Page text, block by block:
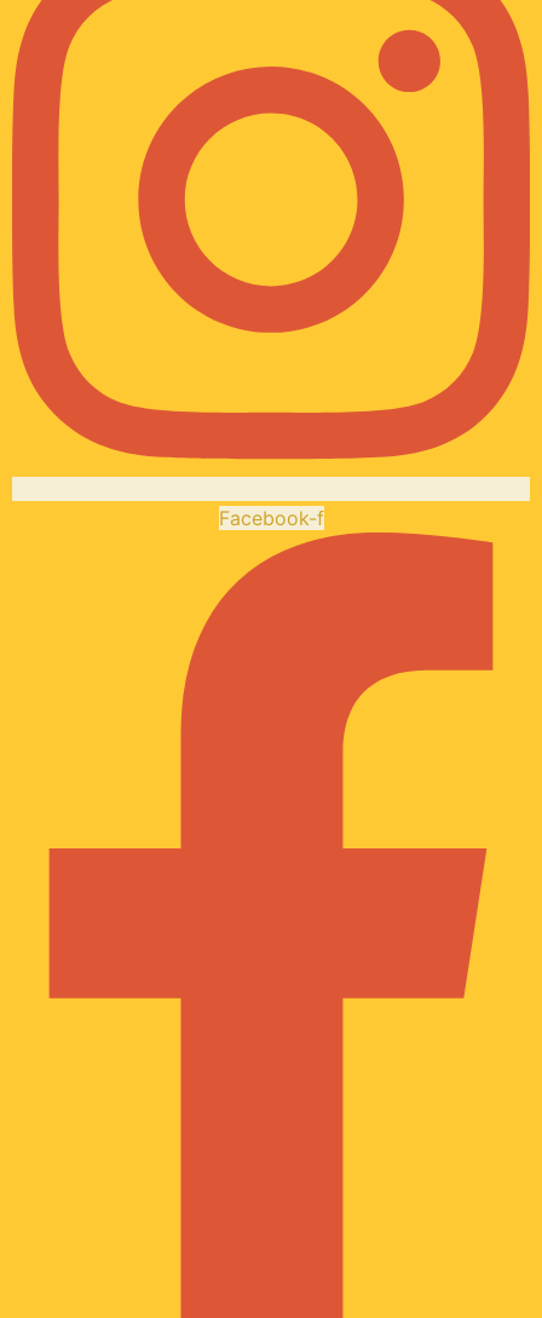
Facebook-f